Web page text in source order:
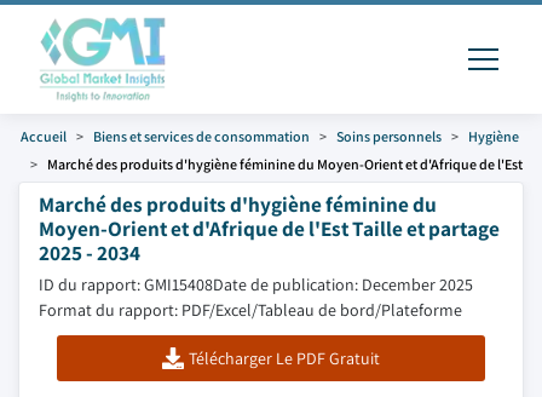
Accueil Biens et services de consommation Soins personnels
Hygiène
Marché des produits d'hygiène féminine du Moyen-Orient et d'Afrique de l'Est
Marché des produits d'hygiène féminine du
Moyen-Orient et d'Afrique de l'Est Taille et partage
2025 - 2034
ID du rapport: GMI15408Date de publication: December 2025
Format du rapport: PDF/Excel/Tableau de bord/Plateforme
Télécharger Le PDF Gratuit